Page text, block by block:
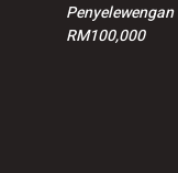
RM100,000